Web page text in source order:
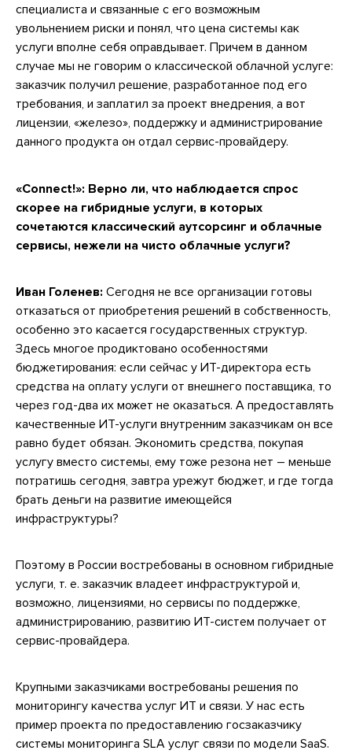
специалиста и связанные с его возможным
увольнением риски и понял, что цена системы как
услуги вполне себя оправдывает. Причем в данном
случае мы не говорим о классической облачной услуге:
заказчик получил решение, разработанное под его
требования, и заплатил за проект внедрения, а вот
лицензии, «железо», поддержку и администрирование
данного продукта он отдал сервис-провайдеру.
«Connect!»: Верно ли, что наблюдается спрос
скорее на гибридные услуги, в которых
сочетаются классический аутсорсинг и облачные
сервисы, нежели на чисто облачные услуги?
Иван Голенев: Сегодня не все организации готовы
отказаться от приобретения решений в собственность,
особенно это касается государственных структур.
Здесь многое продиктовано особенностями
бюджетирования: если сейчас у ИТ-директора есть
средства на оплату услуги от внешнего поставщика, то
через год-два их может не оказаться. А предоставлять
качественные ИТ-услуги внутренним заказчикам он все
равно будет обязан. Экономить средства, покупая
услугу вместо системы, ему тоже резона нет – меньше
потратишь сегодня, завтра урежут бюджет, и где тогда
брать деньги на развитие имеющейся
инфраструктуры?
Поэтому в России востребованы в основном гибридные
услуги, т. е. заказчик владеет инфраструктурой и,
возможно, лицензиями, но сервисы по поддержке,
администрированию, развитию ИТ-систем получает от
сервис-провайдера.
Крупными заказчиками востребованы решения по
мониторингу качества услуг ИТ и связи. У нас есть
пример проекта по предоставлению госзаказчику
системы мониторинга SLA услуг связи по модели SaaS.